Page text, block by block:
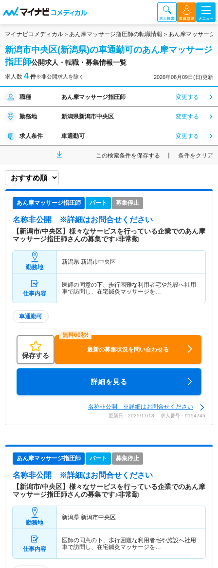
マイナビコメディカル あん摩マッサージ指圧師の転職情報 あん摩マッサージ
新潟市中央区(新潟県)の車通勤可のあん摩マッサージ
指圧師公開求人・転職・募集情報一覧
求人数 4 件※非公開求人を除く 2026年08月09日(日)更新
職種 あん摩マッサージ指圧師 変更する
勤務地 新潟県新潟市中央区 変更する
求人条件 車通勤可 変更する
この検索条件を保存する 条件をクリア
あん摩マッサージ指圧師 パート 募集停止
名称非公開 ※詳細はお問合せください
【新潟市/中央区】様々なサービスを行っている企業でのあん摩
マッサージ指圧師さんの募集です♪非常勤
勤務地
新潟県 新潟市中央区
仕事内容
医師の同意の下、歩行困難な利用者宅や施設へ社用
車で訪問し、在宅鍼灸マッサージを…
車通勤可
保存する
最新の募集状況を問い合わせる
詳細を見る
名称非公開 ※詳細はお問合せください
更新日：2025/11/18 求人番号：9154745
あん摩マッサージ指圧師 パート 募集停止
名称非公開 ※詳細はお問合せください
【新潟市/中央区】様々なサービスを行っている企業でのあん摩
マッサージ指圧師さんの募集です♪非常勤
勤務地
新潟県 新潟市中央区
仕事内容
医師の同意の下、歩行困難な利用者宅や施設へ社用
車で訪問し、在宅鍼灸マッサージを…